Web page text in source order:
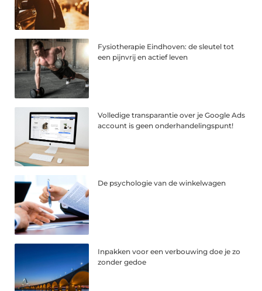
Fysiotherapie Eindhoven: de sleutel tot
een pijnvrij en actief leven
Volledige transparantie over je Google Ads
account is geen onderhandelingspunt!
De psychologie van de winkelwagen
Inpakken voor een verbouwing doe je zo
zonder gedoe